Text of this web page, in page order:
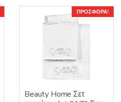
ΠΡΟΣΦΟΡΆ!
Beauty Home Σετ